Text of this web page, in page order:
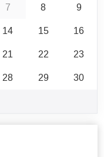
7 8
9
14 15
16
21 22
23
28 29
30